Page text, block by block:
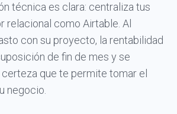
técnica es clara: centraliza tus
relacional como Airtable. Al
con su proyecto, la rentabilidad
de fin de mes y se
que te permite tomar el
negocio.